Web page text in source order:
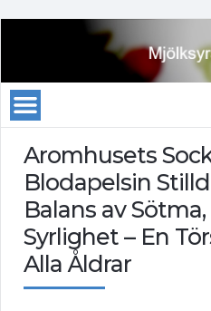
Aromhusets
Blodapelsin
Balans av
Syrlighet – En
Alla Åldrar